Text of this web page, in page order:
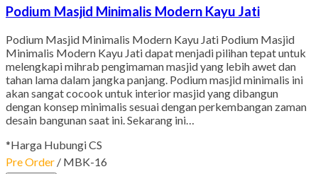
Podium Masjid Minimalis Modern Kayu Jati
Podium Masjid Minimalis Modern Kayu Jati Podium Masjid
Minimalis Modern Kayu Jati dapat menjadi pilihan tepat untuk
melengkapi mihrab pengimaman masjid yang lebih awet dan
tahan lama dalam jangka panjang. Podium masjid minimalis ini
akan sangat cocook untuk interior masjid yang dibangun
dengan konsep minimalis sesuai dengan perkembangan zaman
desain bangunan saat ini. Sekarang ini…
*Harga Hubungi CS
Pre Order / MBK-16